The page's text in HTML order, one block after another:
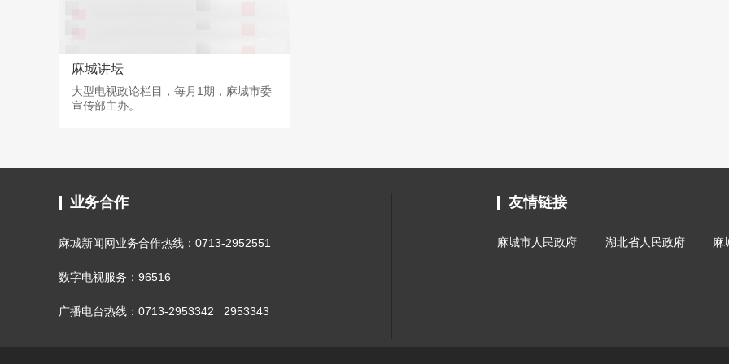
麻城讲坛
大型电视政论栏目，每月1期，麻城市委
宣传部主办。
业务合作
麻城新闻网业务合作热线：0713-2952551
数字电视服务：96516
广播电台热线：0713-2953342 2953343
友情链接
麻城市人民政府 湖北省人民政府 麻